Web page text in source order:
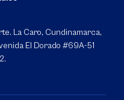
La Caro, Cundinamarca,
El Dorado #69A-51